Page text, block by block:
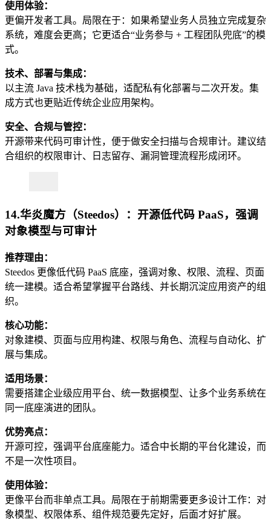
使用体验：
更偏开发者工具。局限在于：如果希望业务人员独立完成复杂
系统，难度会更高；它更适合“业务参与 + 工程团队兜底”的模
式。
技术、部署与集成：
以主流 Java 技术栈为基础，适配私有化部署与二次开发。集
成方式也更贴近传统企业应用架构。
安全、合规与管控：
开源带来代码可审计性，便于做安全扫描与合规审计。建议结
合组织的权限审计、日志留存、漏洞管理流程形成闭环。
14.华炎魔方（Steedos）：开源低代码 PaaS，强调
对象模型与可审计
推荐理由：
Steedos 更像低代码 PaaS 底座，强调对象、权限、流程、页面
统一建模。适合希望掌握平台路线、并长期沉淀应用资产的组
织。
核心功能：
对象建模、页面与应用构建、权限与角色、流程与自动化、扩
展与集成。
适用场景：
需要搭建企业级应用平台、统一数据模型、让多个业务系统在
同一底座演进的团队。
优势亮点：
开源可控，强调平台底座能力。适合中长期的平台化建设，而
不是一次性项目。
使用体验：
更像平台而非单点工具。局限在于前期需要更多设计工作：对
象模型、权限体系、组件规范要先定好，后面才好扩展。